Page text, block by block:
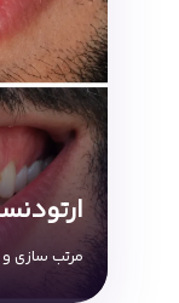
مرتب سازی و